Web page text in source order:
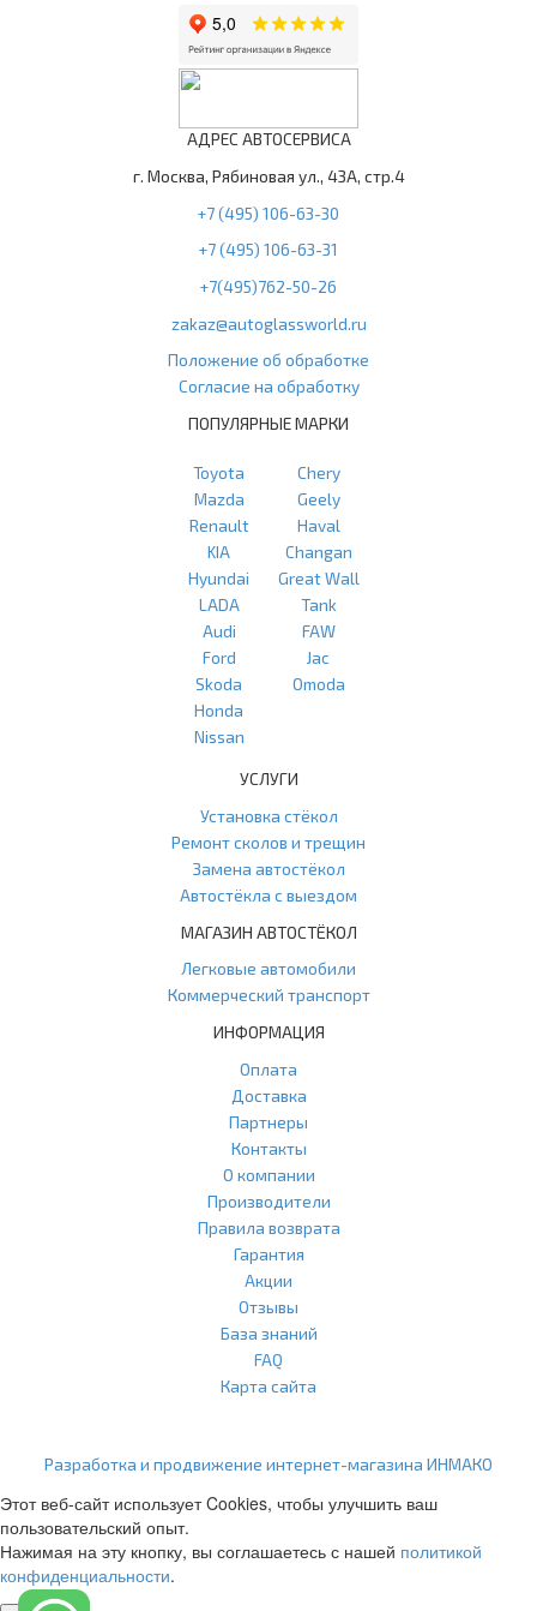
АДРЕС АВТОСЕРВИСА
г. Москва, Рябиновая ул., 43А, стр.4
+7 (495) 106-63-30
+7 (495) 106-63-31
+7(495)762-50-26
zakaz@autoglassworld.ru
Положение об обработке
Согласие на обработку
ПОПУЛЯРНЫЕ МАРКИ
Toyota
Mazda
Renault
KIA
Hyundai
LADA
Audi
Ford
Skoda
Honda
Nissan
Chery
Geely
Haval
Changan
Great Wall
Tank
FAW
Jac
Omoda
УСЛУГИ
Установка стёкол
Ремонт сколов и трещин
Замена автостёкол
Автостёкла с выездом
МАГАЗИН АВТОСТЁКОЛ
Легковые автомобили
Коммерческий транспорт
ИНФОРМАЦИЯ
Оплата
Доставка
Партнеры
Контакты
О компании
Производители
Правила возврата
Гарантия
Акции
Отзывы
База знаний
FAQ
Карта сайта
Разработка и продвижение интернет-магазина ИНМАКО
Этот веб-сайт использует Cookies, чтобы улучшить ваш
пользовательский опыт.
Нажимая на эту кнопку, вы соглашаетесь с нашей политикой
конфиденциальности.